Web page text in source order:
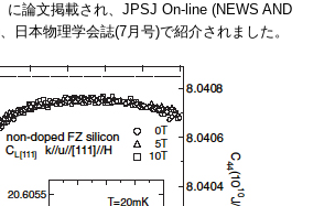
に論文掲載され、JPSJ On-line (NEWS AND
日本物理学会誌(7月号)で紹介されました。